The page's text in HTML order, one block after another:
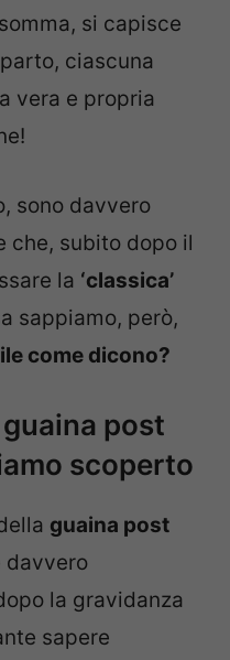
si capisce
ciascuna
vera e propria
sono davvero
che, subito dopo il
la ‘classica’
sappiamo, però,
come dicono?
post
scoperto
guaina post
davvero
la gravidanza
sapere